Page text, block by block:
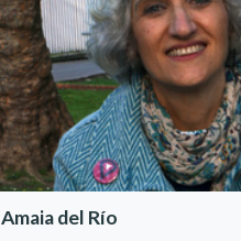
Amaia del Río